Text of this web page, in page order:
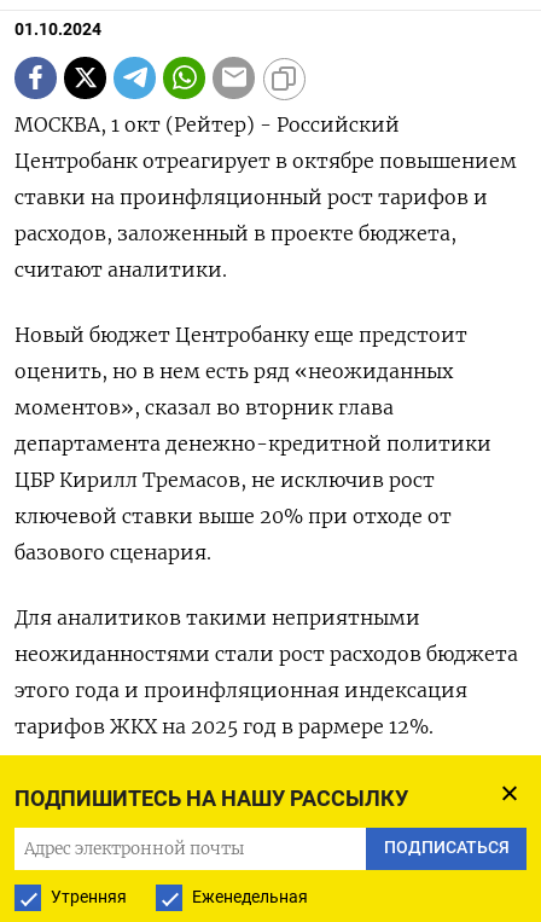
ПОДПИШИТЕСЬ НА НАШУ РАССЫЛКУ
ПОДПИСАТЬСЯ
Утренняя Еженедельная
01.10.2024
МОСКВА, 1 окт (Рейтер) - Российский
Центробанк отреагирует в октябре повышением
ставки на проинфляционный рост тарифов и
расходов, заложенный в проекте бюджета,
считают аналитики.
Новый бюджет Центробанку еще предстоит
оценить, но в нем есть ряд «неожиданных
моментов», сказал во вторник глава
департамента денежно-кредитной политики
ЦБР Кирилл Тремасов, не исключив рост
ключевой ставки выше 20% при отходе от
базового сценария.
Для аналитиков такими неприятными
неожиданностями стали рост расходов бюджета
этого года и проинфляционная индексация
тарифов ЖКХ на 2025 год в раpмере 12%.
Из нового прогноза Минэкономразвития, на
основе которого строится новый бюджет,
следует, что тарифы ЖКХ в 2025 году
проиндексируют так же, как и в 2024 году – не